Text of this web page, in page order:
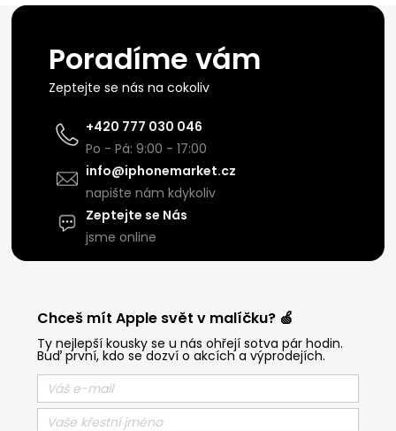
Poradíme vám
Zeptejte se nás na cokoliv
+420 777 030 046
Po - Pá: 9:00 - 17:00
info@iphonemarket.cz
napište nám kdykoliv
Zeptejte se Nás
jsme online
Chceš mít Apple svět v malíčku? 🍏
Ty nejlepší kousky se u nás ohřejí sotva pár hodin.
Buď první, kdo se dozví o akcích a výprodejích.